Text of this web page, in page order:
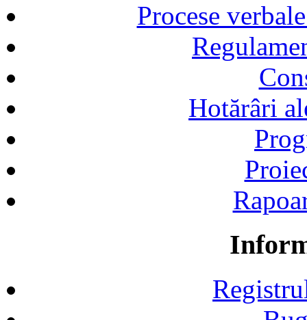
Procese
Hotărâri